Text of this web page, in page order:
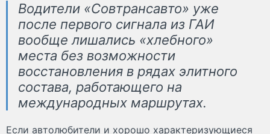
Водители «Совтрансавто» уже
после первого сигнала из ГАИ
вообще лишались «хлебного»
места без возможности
восстановления в рядах элитного
состава, работающего на
международных маршрутах.
Если автолюбители и хорошо характеризующиеся